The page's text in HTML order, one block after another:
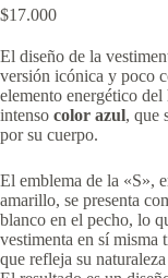
$17.000
El diseño de la
versión icónica y poco
elemento energético
intenso color azul, que
por su cuerpo.
El emblema de la «S»,
amarillo, se presenta
blanco en el pecho, lo
vestimenta en sí misma
que refleja su